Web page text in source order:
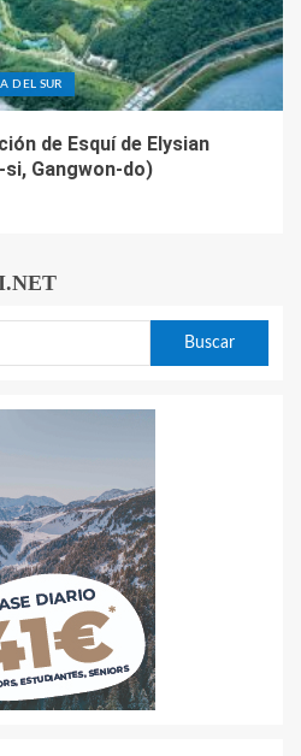
DEL SUR
de Esquí de Elysian
si, Gangwon-do)